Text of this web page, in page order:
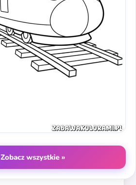
Zobacz wszystkie »